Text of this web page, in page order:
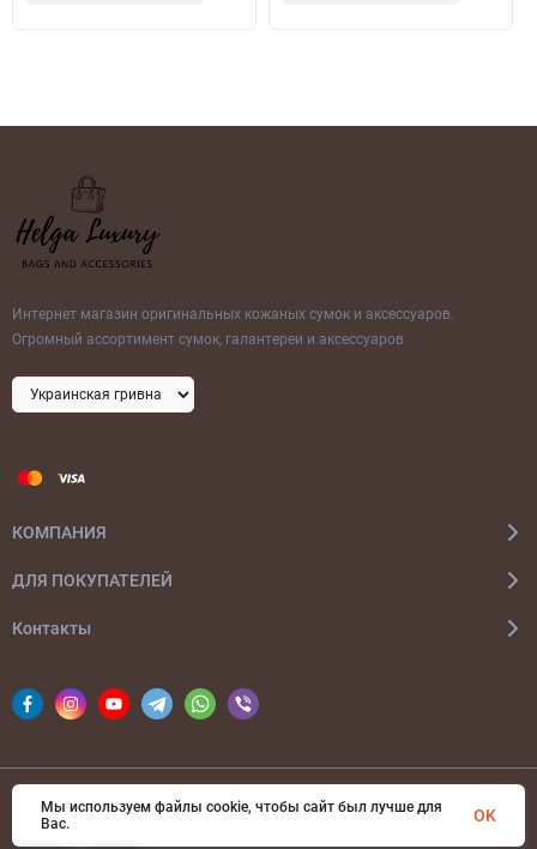
Интернет магазин оригинальных кожаных сумок и аксессуаров.
Огромный ассортимент сумок, галантереи и аксессуаров
КОМПАНИЯ
ДЛЯ ПОКУПАТЕЛЕЙ
Контакты
© 2026 bags-ua.com Все права защищены
Мы используем файлы cookie, чтобы сайт был лучше для
Вас.
OK